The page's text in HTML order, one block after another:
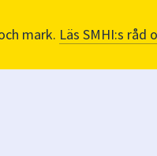
mark. Läs SMHI:s råd